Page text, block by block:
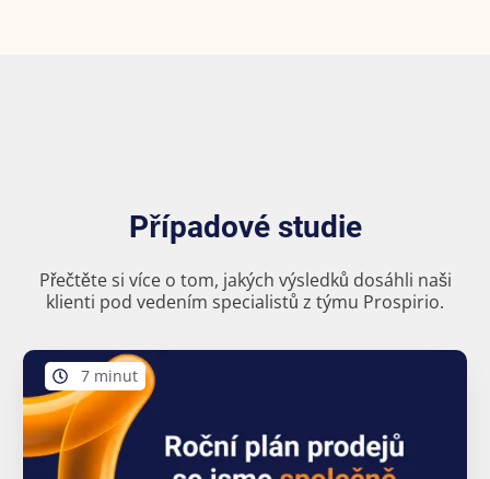
Případové studie
Přečtěte si více o tom, jakých výsledků dosáhli naši
klienti pod vedením specialistů z týmu Prospirio.
7 minut